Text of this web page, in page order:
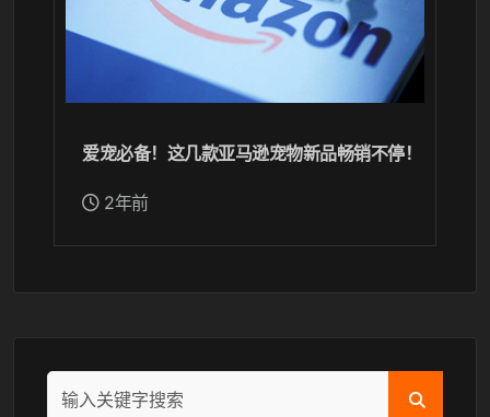
爱宠必备！这几款亚马逊宠物新品畅销不停！
2年前